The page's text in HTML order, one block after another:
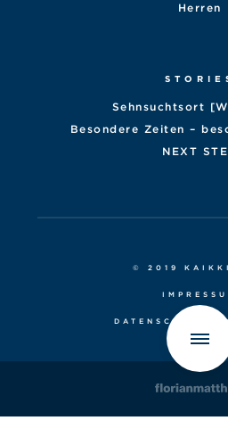
Herren
Sehnsuchtsort
Besondere Zeiten –
NEXT
© 2019